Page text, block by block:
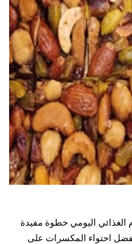
اليومي خطوة مفيدة
احتواء المكسرات على